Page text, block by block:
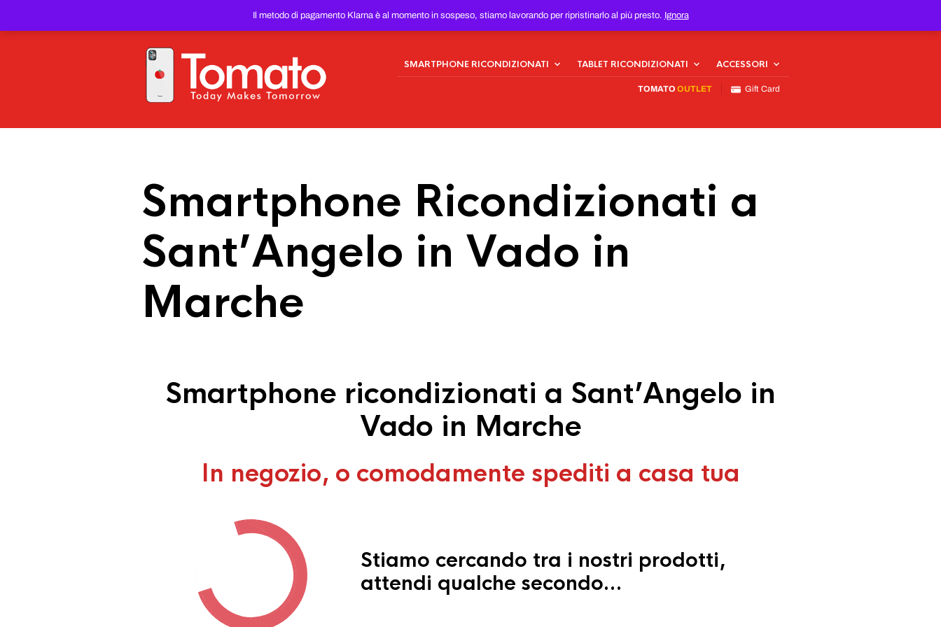
Il metodo di pagamento Klarna è al momento in sospeso, stiamo lavorando per ripristinarlo al più presto. Ignora
PREZZO DEL WEB!
SMARTPHONE RICONDIZIONATI TABLET RICONDIZIONATI ACCESSORI
TOMATO OUTLET Gift Card
Smartphone Ricondizionati a
Sant’Angelo in Vado in
Marche
Smartphone ricondizionati a Sant’Angelo in
Vado in Marche
In negozio, o comodamente spediti a casa tua
Stiamo cercando tra i nostri prodotti,
attendi qualche secondo…